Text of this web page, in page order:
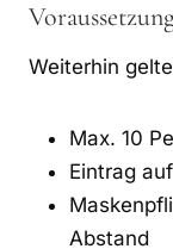
Weiterhin
Max. 10
Eintrag
Abstand